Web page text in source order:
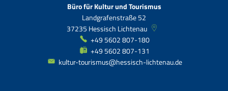
Büro für Kultur und Tourismus
Landgrafenstraße 52
37235 Hessisch Lichtenau
+49 5602 807-180
+49 5602 807-131
kultur-tourismus@hessisch-lichtenau.de